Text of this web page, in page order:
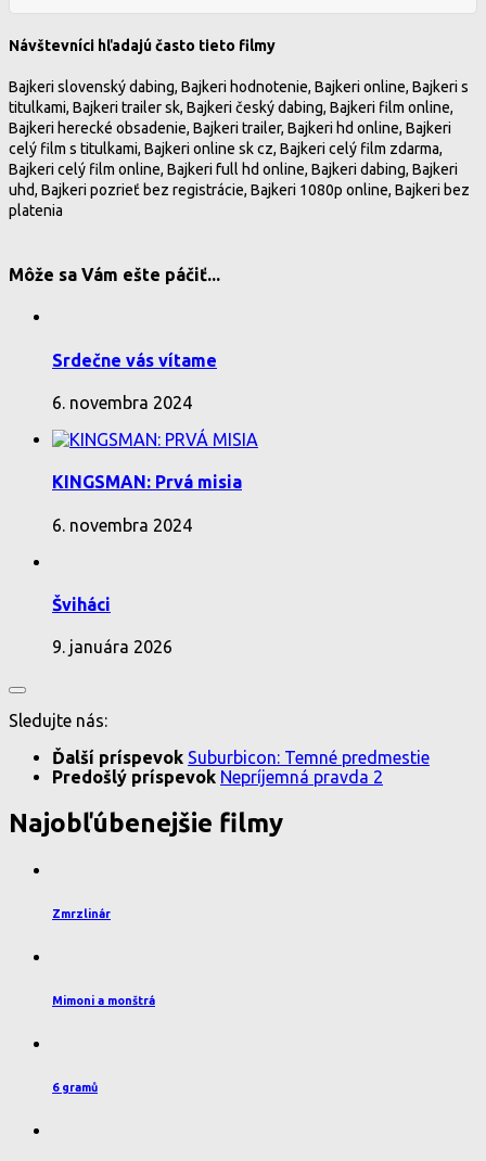
Návštevníci hľadajú často tieto filmy
Bajkeri slovenský dabing, Bajkeri hodnotenie, Bajkeri online, Bajkeri s
titulkami, Bajkeri trailer sk, Bajkeri český dabing, Bajkeri film online,
Bajkeri herecké obsadenie, Bajkeri trailer, Bajkeri hd online, Bajkeri
celý film s titulkami, Bajkeri online sk cz, Bajkeri celý film zdarma,
Bajkeri celý film online, Bajkeri full hd online, Bajkeri dabing, Bajkeri
uhd, Bajkeri pozrieť bez registrácie, Bajkeri 1080p online, Bajkeri bez
platenia
Môže sa Vám ešte páčiť...
Srdečne vás vítame
6. novembra 2024
KINGSMAN: Prvá misia
6. novembra 2024
Šviháci
9. januára 2026
Sledujte nás:
Ďalší príspevok Suburbicon: Temné predmestie
Predošlý príspevok Nepríjemná pravda 2
Najobľúbenejšie filmy
Zmrzlinár
Mimoni a monštrá
6 gramů